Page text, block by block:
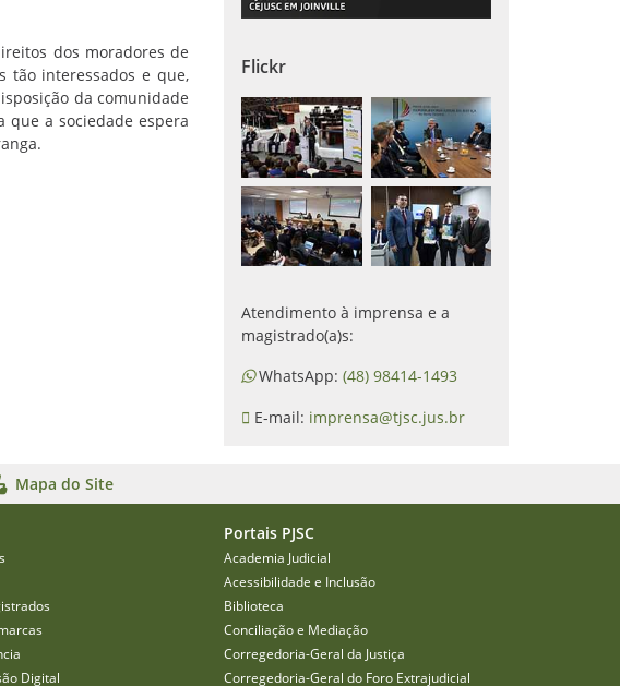
dos moradores de
tão interessados e que,
da comunidade
que a sociedade espera
Flickr
Atendimento à imprensa e a
magistrado(a)s:
WhatsApp: (48) 98414-1493
E-mail: imprensa@tjsc.jus.br
Mapa do Site
Digital
Portais PJSC
Academia Judicial
Acessibilidade e Inclusão
Biblioteca
Conciliação e Mediação
Corregedoria-Geral da Justiça
Corregedoria-Geral do Foro Extrajudicial